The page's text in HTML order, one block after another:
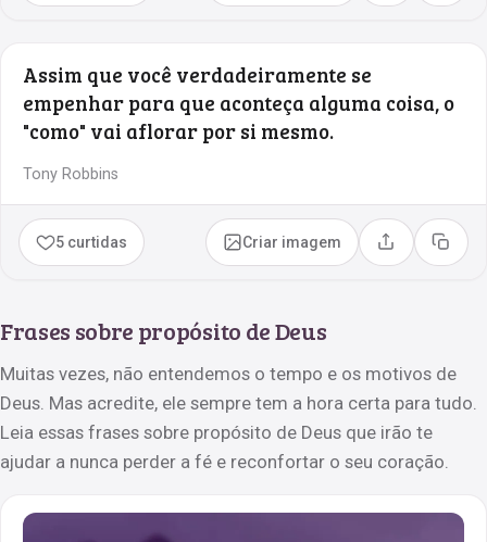
Assim que você verdadeiramente se
empenhar para que aconteça alguma coisa, o
"como" vai aflorar por si mesmo.
Tony Robbins
5 curtidas Criar imagem Compartilhar
Copiar
Frases sobre propósito de Deus
Muitas vezes, não entendemos o tempo e os motivos de
Deus. Mas acredite, ele sempre tem a hora certa para tudo.
Leia essas frases sobre propósito de Deus que irão te
ajudar a nunca perder a fé e reconfortar o seu coração.